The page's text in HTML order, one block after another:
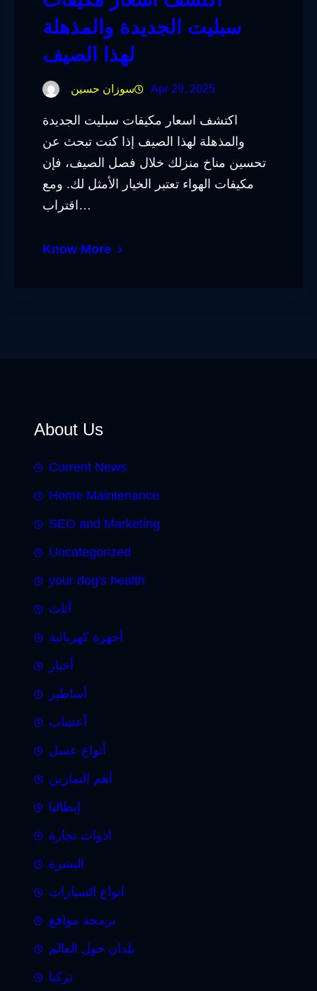
سبليت الجديدة والمذهلة
لهذا الصيف
سوزان حسين Apr 29, 2025
اكتشف اسعار مكيفات سبليت الجديدة
والمذهلة لهذا الصيف إذا كنت تبحث عن
تحسين مناخ منزلك خلال فصل الصيف، فإن
مكيفات الهواء تعتبر الخيار الأمثل لك. ومع
اقتراب…
Know More
About Us
Current News
Home Maintenance
SEO and Marketing
Uncategorized
your dog's health
أثاث
أجهزة كهربائية
أخبار
أساطير
أعشاب
أنواع عسل
أهم التمارين
إيطاليا
ادوات نجارة
البشرة
انواع السيارات
برمجة مواقع
بلدان حول العالم
تركيا